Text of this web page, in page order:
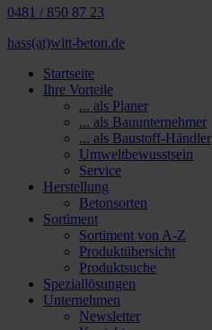
0481 / 850 87 23
hass(at)witt-beton.de
Startseite
Ihre Vorteile
... als Planer
... als Bauunternehmer
... als Baustoff-Händler
Umweltbewusstsein
Service
Herstellung
Betonsorten
Sortiment
Sortiment von A-Z
Produktübersicht
Produktsuche
Speziallösungen
Unternehmen
Newsletter